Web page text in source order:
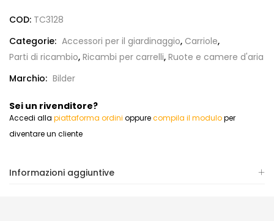
COD: TC3128
Categorie: Accessori per il giardinaggio, Carriole,
Parti di ricambio, Ricambi per carrelli, Ruote e camere d'aria
Marchio: Bilder
Sei un rivenditore?
Accedi alla piattaforma ordini oppurecompila il moduloper
diventare un cliente
Informazioni aggiuntive